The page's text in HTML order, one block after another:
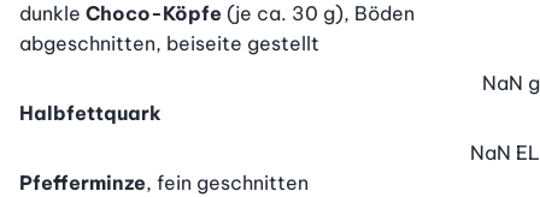
dunkle Choco-Köpfe (je ca. 30 g), Böden
abgeschnitten, beiseite gestellt
Halbfettquark
NaN g
Pfefferminze, fein geschnitten
NaN EL